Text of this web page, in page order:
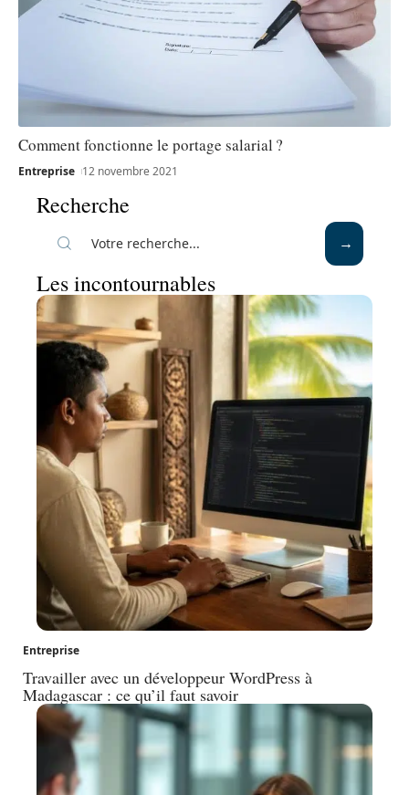
Comment fonctionne le portage salarial ?
Entreprise 12 novembre 2021
Recherche
Les incontournables
Entreprise
Travailler avec un développeur WordPress à
Madagascar : ce qu’il faut savoir